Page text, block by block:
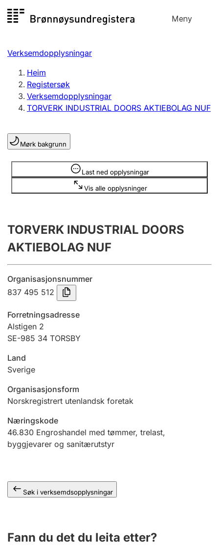
til
Meny
Registersøk
Aksjeselskap
Enkeltpersonføretak
Registrere, endre, slette
Lag og foreining
Registrere, endre, slette
Årsrekneskap
Innsending og forseinkingsgebyr
Tinglysing
Jeger
Betaling og jegeravgiftskort
Ektepaktrettleiaren
Andre tema
Verksemdopplysningar
Heim
Registersøk
Verksemdopplysningar
TORVERK INDUSTRIAL DOORS AKTIEBOLAG NUF
Mørk bakgrunn
Last ned opplysningar
Vis alle opplysninger
Opplysninger er skjult
TORVERK INDUSTRIAL DOORS
AKTIEBOLAG NUF
Organisasjonsnummer
837 495 512
Forretningsadresse
Alstigen 2
SE-985 34 TORSBY
Land
Sverige
Organisasjonsform
Norskregistrert utenlandsk foretak
Næringskode
46.830 Engroshandel med tømmer, trelast,
byggjevarer og sanitærutstyr
Søk i verksemdsopplysningar
Fann du det du leita etter?